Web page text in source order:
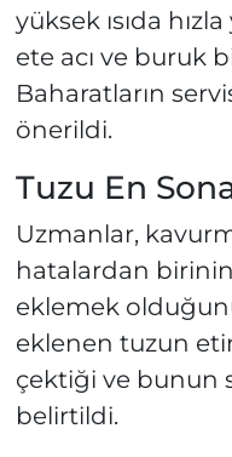
yüksek ısıda
ete acı ve buruk
Baharatların
önerildi.
Tuzu En
Uzmanlar,
hatalardan
eklemek
eklenen tuzun
çektiği ve bunun
belirtildi.